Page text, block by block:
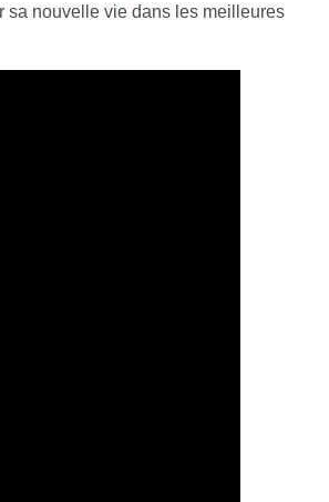
sa nouvelle vie dans les meilleures